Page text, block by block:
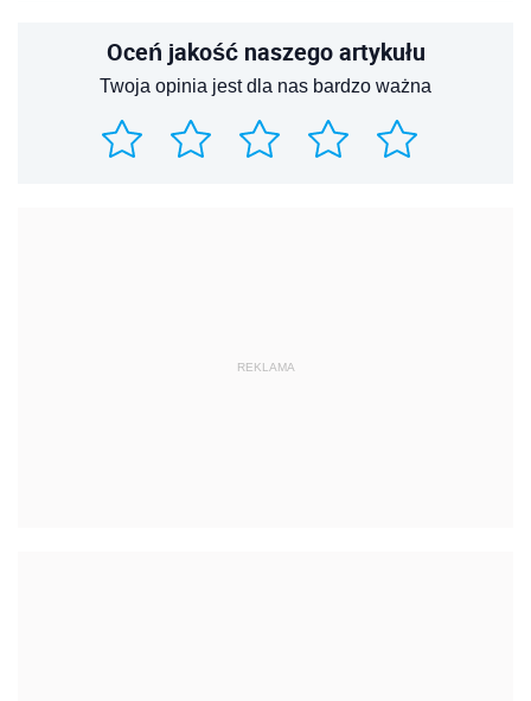
Oceń jakość naszego artykułu
Twoja opinia jest dla nas bardzo ważna
REKLAMA